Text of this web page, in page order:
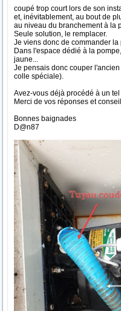
coupé trop court lors de son
et, inévitablement, au bout de
au niveau du branchement à la
Seule solution, le remplacer.
Je viens donc de commander
Dans l'espace dédié à la
jaune...
Je pensais donc couper
colle spéciale).
Avez-vous déjà procédé à un
Merci de vos réponses et
Bonnes baignades
D@n87